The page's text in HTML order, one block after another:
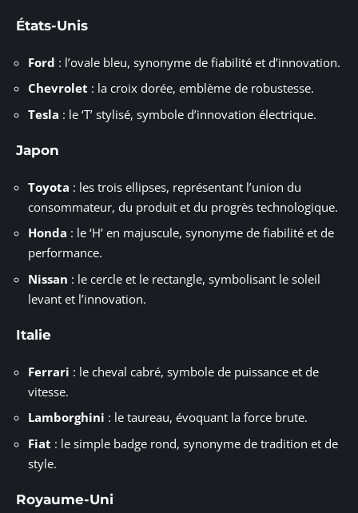
États-Unis
Ford : l’ovale bleu, synonyme de fiabilité et d’innovation.
Chevrolet : la croix dorée, emblème de robustesse.
Tesla : le ‘T’ stylisé, symbole d’innovation électrique.
Japon
Toyota : les trois ellipses, représentant l’union du
consommateur, du produit et du progrès technologique.
Honda : le ‘H’ en majuscule, synonyme de fiabilité et de
performance.
Nissan : le cercle et le rectangle, symbolisant le soleil
levant et l’innovation.
Italie
Ferrari : le cheval cabré, symbole de puissance et de
vitesse.
Lamborghini : le taureau, évoquant la force brute.
Fiat : le simple badge rond, synonyme de tradition et de
style.
Royaume-Uni